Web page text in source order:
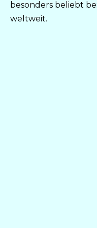
besonders beliebt
weltweit.